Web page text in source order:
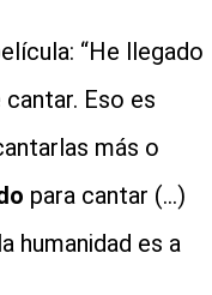
“He llegado
Eso es
más o
para cantar (...)
humanidad es a